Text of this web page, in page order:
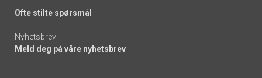
Ofte stilte spørsmål
Nyhetsbrev:
Meld deg på våre nyhetsbrev